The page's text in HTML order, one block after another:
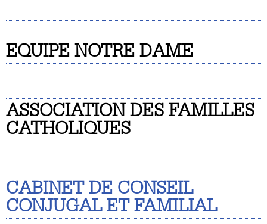
EQUIPE NOTRE DAME
ASSOCIATION DES FAMILLES
CATHOLIQUES
CABINET DE CONSEIL
CONJUGAL ET FAMILIAL